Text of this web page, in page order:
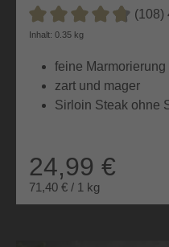
Durchschnittliche
(108)
Inhalt: 0.35 kg
feine Marmorierung
zart und mager
Sirloin Steak ohne
24,99 €
71,40 € / 1 kg